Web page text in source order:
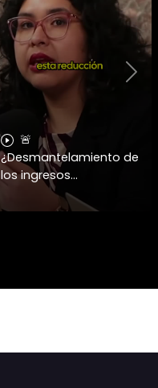
🚨
¿Desmantelamiento de
los ingresos
municipales o
beneficio fiscal